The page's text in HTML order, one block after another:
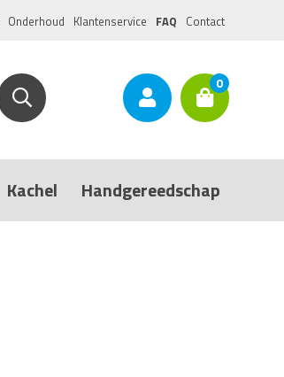
Onderhoud Klantenservice FAQ Contact
0
Kachel Handgereedschap